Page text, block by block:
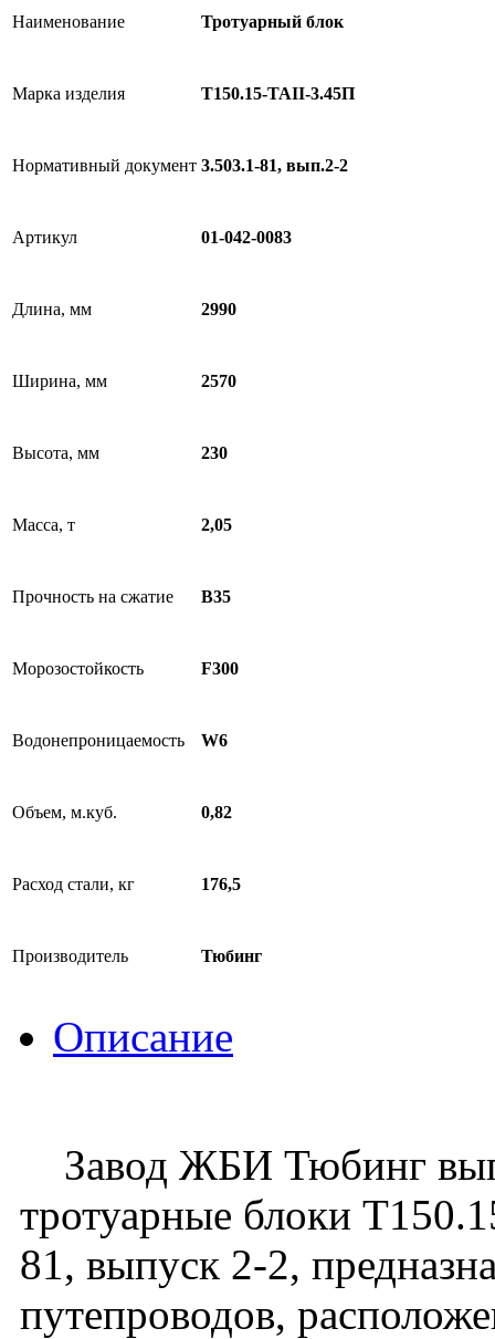
Наименование Тротуарный блок
Марка изделия Т150.15-TAII-3.45П
Нормативный документ 3.503.1-81, вып.2-2
Артикул 01-042-0083
Длина, мм 2990
Ширина, мм 2570
Высота, мм 230
Масса, т 2,05
Прочность на сжатие B35
Морозостойкость F300
Водонепроницаемость W6
Объем, м.куб. 0,82
Расход стали, кг 176,5
Производитель Тюбинг
Описание
Завод ЖБИ Тюбинг
тротуарные блоки
81, выпуск 2-2,
путепроводов,